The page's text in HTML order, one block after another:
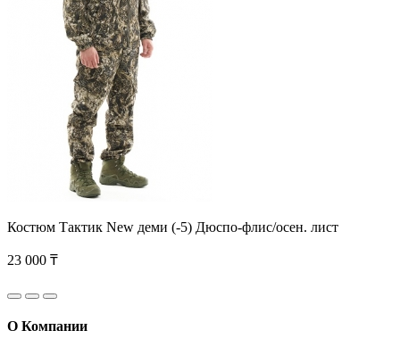
Костюм Тактик New деми (-5) Дюспо-флис/осен. лист
23 000 ₸
О Компании